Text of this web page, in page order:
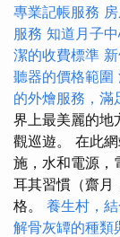
專業記帳服務
服務 知道月子
潔的收費標準
聽器的價格範圍
的外燴服務，滿
界上最美麗的地
觀巡遊。 在此
施，水和電源，
耳其習慣（齋月
格。 養生村，
解骨灰罈的種類